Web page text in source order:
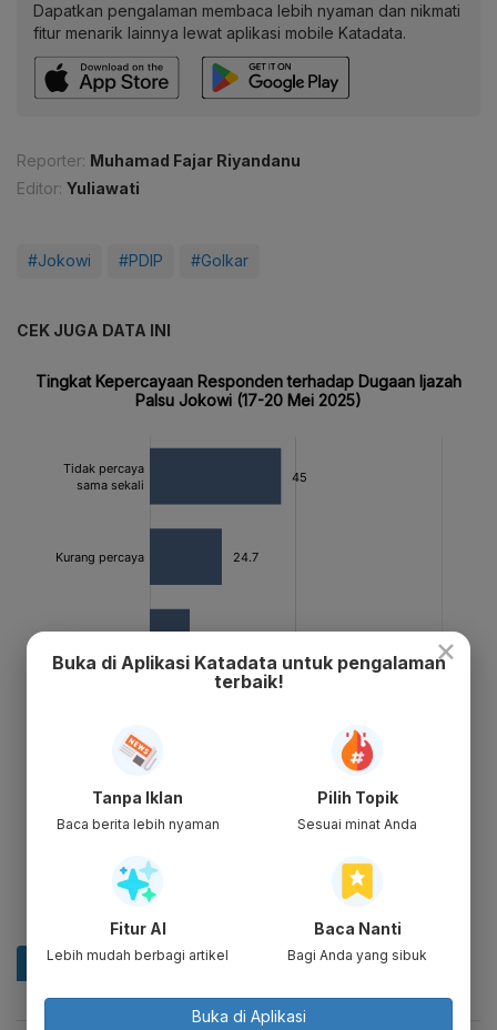
Dapatkan pengalaman membaca lebih nyaman dan nikmati
fitur menarik lainnya lewat aplikasi mobile Katadata.
Reporter: Muhamad Fajar Riyandanu
Editor: Yuliawati
#Jokowi #PDIP #Golkar
CEK JUGA DATA INI
×
Buka di Aplikasi Katadata untuk pengalaman
terbaik!
Tanpa Iklan
Baca berita lebih nyaman
Pilih Topik
Sesuai minat Anda
Fitur AI
Lebih mudah berbagi artikel
Baca Nanti
Bagi Anda yang sibuk
Buka di Aplikasi